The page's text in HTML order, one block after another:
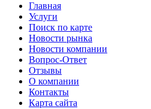
Главная
Услуги
Поиск по карте
Новости рынка
Новости компании
Вопрос-Ответ
Отзывы
О компании
Контакты
Карта сайта